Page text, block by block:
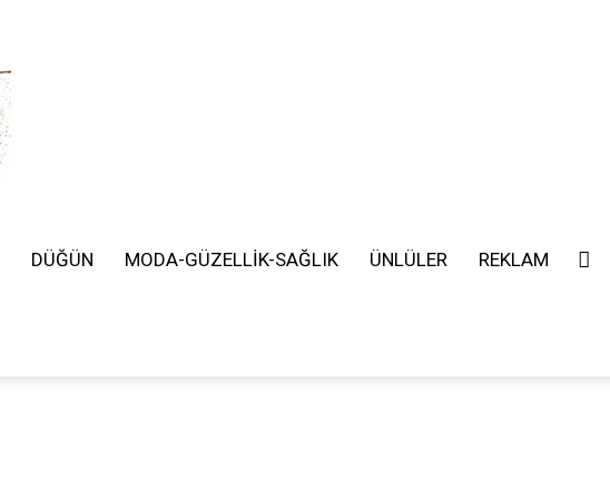
DÜĞÜN MODA-GÜZELLİK-SAĞLIK ÜNLÜLER REKLAM